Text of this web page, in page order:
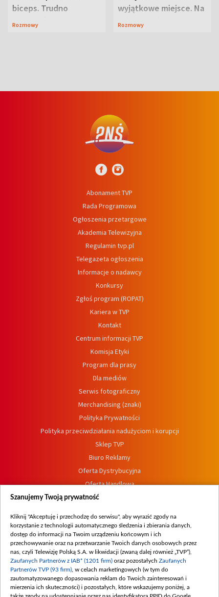
biceps. Trudno
uwierzyć, co przeszła
Rozmowy
wyjątkowe miejsce. Na
szlaku czekał
Rozmowy
Abonament TVP
Rada Programowa
Ogłoszenia przetargowe
Akademia Telewizyjna
Regulamin tvp.pl
Telegazeta ogłoszenia
Informacje o nadawcy
Konkursy
Zgłoś program (ROPAT)
Kariera w TVP
Kontakt
Centrum informacji TVP
Komisja Etyki
Program dla prasy
Dla mediów
Serwis fotograficzny
Merchandising (znaki)
Polityka Prywatności
Polityka przeciwdziałania nadużyciom i korupcji
Sklep TVP
Biuro Reklamy
Oferta Dystrybucyjna
Oferta Handlowa
Dostępność
Procedura zgłoszeń wewnętrznych
Szanujemy Twoją prywatność
Kliknij "Akceptuję i przechodzę do serwisu", aby wyrazić zgody na
korzystanie z technologii automatycznego śledzenia i zbierania danych,
dostęp do informacji na Twoim urządzeniu końcowym i ich
przechowywanie oraz na przetwarzanie Twoich danych osobowych przez
nas, czyli Telewizję Polską S.A. w likwidacji (zwaną dalej również „TVP”),
Zaufanych Partnerów z IAB* (1201 firm) oraz pozostałych Zaufanych
Partnerów TVP (93 firm) , w celach marketingowych (w tym do
zautomatyzowanego dopasowania reklam do Twoich zainteresowań i
mierzenia ich skuteczności) i pozostałych, które wskazujemy poniżej, a